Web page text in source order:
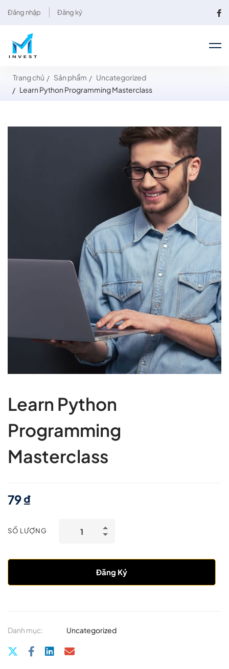
Đăng nhập Đăng ký
Trang chủ Sản phẩm
Uncategorized
Learn Python Programming Masterclass
Learn Python
Programming
Masterclass
79₫
SỐ LƯỢNG
Đăng Ký
Danh mục: Uncategorized